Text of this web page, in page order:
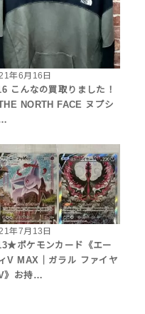
年6月16日
こんなの買取りました！
THE NORTH FACE ヌプシ
年7月13日
ポケモンカード《エー
V MAX｜ガラル ファイヤ
》お持…